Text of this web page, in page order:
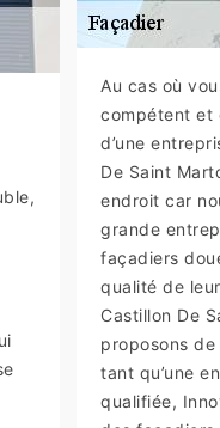
Au cas où
compétent et
d’une
De Saint
endroit car
grande
façadiers
qualité de
Castillon De
proposons
tant qu’une
qualifiée,